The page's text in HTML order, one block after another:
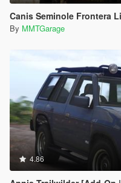
Canis Seminole Frontera
By MMTGarage
4.86